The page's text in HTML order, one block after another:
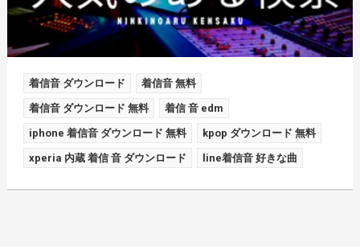
着信音 ダウンロード 着信音 無料
着信音 ダウンロード 無料 着信 音 edm
iphone 着信音 ダウンロード 無料 kpop ダウンロード 無料
xperia 内蔵 着信 音 ダウンロード line着信音 好きな曲